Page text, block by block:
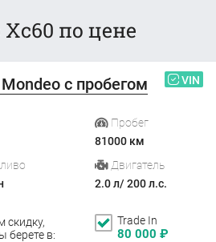
по цене
с пробегом VIN
Пробег
81000 км
Двигатель
2.0 л/ 200 л.с.
скидку,
берете в:
Trade In
80 000 ₽